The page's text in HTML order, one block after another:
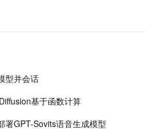
型并会话
基于函数计算
署GPT-Sovits语音生成模型